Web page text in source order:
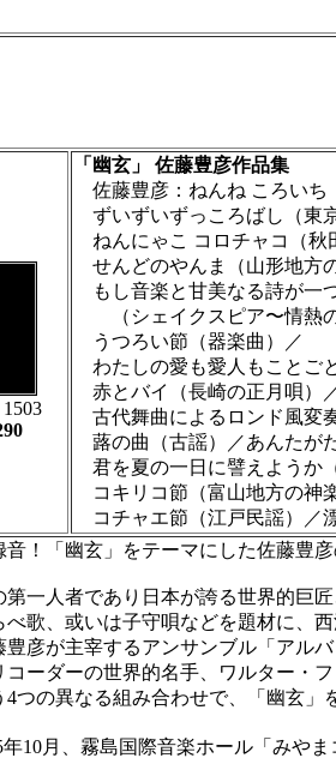
「幽玄」 佐藤豊彦作品集
佐藤豊彦：ねんね ころいち
ずいずいずっころばし（東
ねんにゃこ コロチャコ（秋
せんどのやんま（山形地方
もし音楽と甘美なる詩が一
（シェイクスピア〜情熱
うつろい節（器楽曲）／
わたしの愛も愛人もことご
赤とバイ（長崎の正月唄）
古代舞曲によるロンド風変
蕗の曲（古謡）／あんたが
君を夏の一日に譬えようか
コキリコ節（富山地方の神
コチャエ節（江戸民謡）／
！「幽玄」をテーマにした佐藤豊彦
一人者であり日本が誇る世界的巨
歌、或いは子守唄などを題材に、
彦が主宰するアンサンブル「アル
コーダーの世界的名手、ワルター・
4つの異なる組み合わせで、「幽玄」
10月、霧島国際音楽ホール「みやま